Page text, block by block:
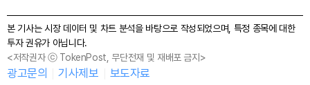
본 기사는 시장 데이터 및 차트 분석을 바탕으로 작성되었으며, 특정 종목에 대한
투자 권유가 아닙니다.
<저작권자 ⓒ TokenPost, 무단전재 및 재배포 금지>
광고문의 기사제보 보도자료